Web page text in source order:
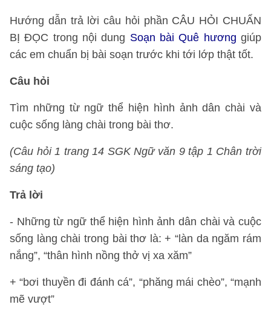
Hướng dẫn trả lời câu hỏi phần CÂU HỎI CHUẨN
BỊ ĐỌC trong nội dung Soạn bài Quê hương giúp
các em chuẩn bị bài soạn trước khi tới lớp thật tốt.
Câu hỏi
Tìm những từ ngữ thể hiện hình ảnh dân chài và
cuộc sống làng chài trong bài thơ.
(Câu hỏi 1 trang 14 SGK Ngữ văn 9 tập 1 Chân trời
sáng tạo)
Trả lời
- Những từ ngữ thể hiện hình ảnh dân chài và cuộc
sống làng chài trong bài thơ là: + “làn da ngăm rám
nắng”, “thân hình nồng thở vị xa xăm”
+ “bơi thuyền đi đánh cá”, “phăng mái chèo”, “mạnh
mẽ vượt”